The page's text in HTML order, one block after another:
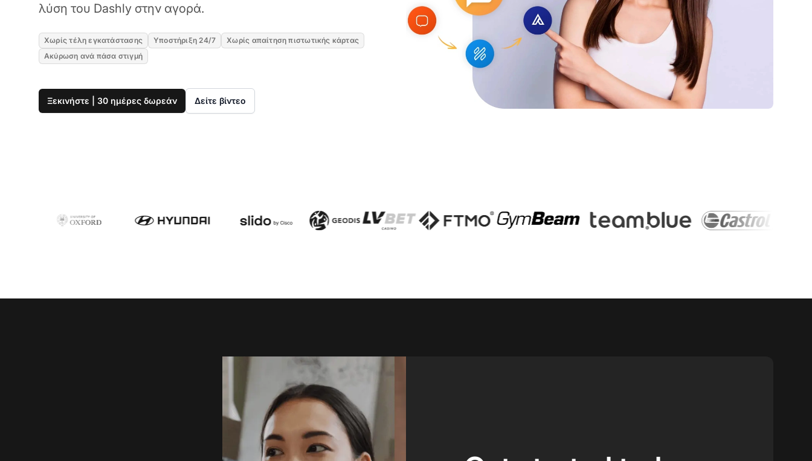
λύση του Dashly στην αγορά.
Χωρίς τέλη εγκατάστασης Υποστήριξη 24/7
Χωρίς απαίτηση πιστωτικής κάρτας
Ακύρωση ανά πάσα στιγμή
Ξεκινήστε | 30 ημέρες δωρεάν Δείτε βίντεο